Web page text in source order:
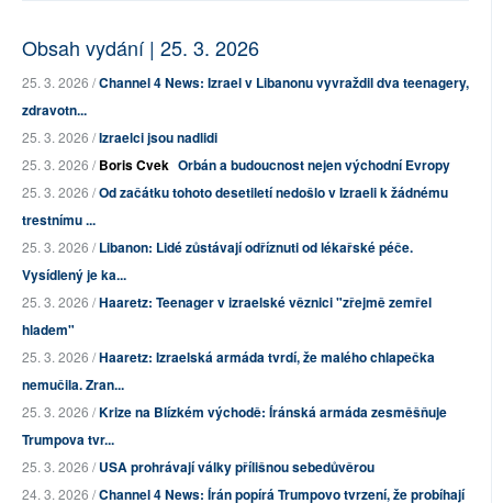
Obsah vydání | 25. 3. 2026
25. 3. 2026 /Channel 4 News: Izrael v Libanonu vyvraždil dva teenagery,
zdravotn...
25. 3. 2026 /Izraelci jsou nadlidi
25. 3. 2026 /Boris Cvek Orbán a budoucnost nejen východní Evropy
25. 3. 2026 /Od začátku tohoto desetiletí nedošlo v Izraeli k žádnému
trestnímu ...
25. 3. 2026 /Libanon: Lidé zůstávají odříznuti od lékařské péče.
Vysídlený je ka...
25. 3. 2026 /Haaretz: Teenager v izraelské věznici "zřejmě zemřel
hladem"
25. 3. 2026 /Haaretz: Izraelská armáda tvrdí, že malého chlapečka
nemučila. Zran...
25. 3. 2026 /Krize na Blízkém východě: Íránská armáda zesměšňuje
Trumpova tvr...
25. 3. 2026 /USA prohrávají války přílišnou sebedůvěrou
24. 3. 2026 /Channel 4 News: Írán popírá Trumpovo tvrzení, že probíhají